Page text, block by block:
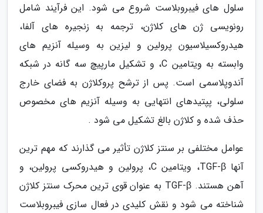
سلول های فیبروبلاست شروع می شود. این فرآیند شامل
رونویسی ژن های کلاژن، ترجمه به زنجیره های آلفا،
هیدروکسیلاسیون پرولین و لیزین به وسیله آنزیم های
وابسته به ویتامین C، و تشکیل مارپیچ سه گانه در شبکه
آندوپلاسمی است. پس از ترشح پروکلاژن به فضای خارج
سلولی، پپتیدهای انتهایی به وسیله آنزیم های مخصوص
حذف شده و کلاژن بالغ تشکیل می شود .
عوامل مختلفی بر سنتز کلاژن تأثیر می گذارند که مهم ترین
آنها TGF-β، ویتامین C، پرولین و هیدروکسی پرولین، و
آهن هستند. TGF-β به عنوان قوی ترین محرک سنتز کلاژن
شناخته می شود و نقش کلیدی در فعال سازی فیبروبلاست